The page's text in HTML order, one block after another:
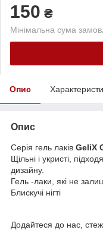
150 ₴
Мінімальна сума
Опис
Опис
Серія гель лаків GeliX
Щільні і укристі,
дизайну.
Гель -лаки, які не
Блискучі нігті
Додайтеся до нас,